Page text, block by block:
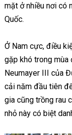
mặt ở nhiều nơi có
Quốc.
Ở Nam cực, điều
gặp khó trong mùa
Neumayer III của
cải năm đầu tiên
gia cũng trồng rau
nhỏ này có biệt